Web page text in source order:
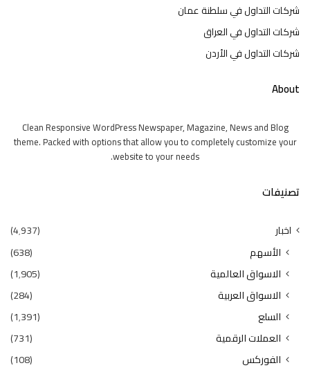
شركات التداول في سلطنة عمان
شركات التداول في العراق
شركات التداول في الأردن
About
Clean Responsive WordPress Newspaper, Magazine, News and Blog
theme. Packed with options that allow you to completely customize your
website to your needs.
تصنيفات
اخبار (4٬937)
الأسهم
(638)
الاسواق العالمية
(1٬905)
الاسواق العربية
(284)
السلع
(1٬391)
العملات الرقمية
(731)
الفوركس
(108)